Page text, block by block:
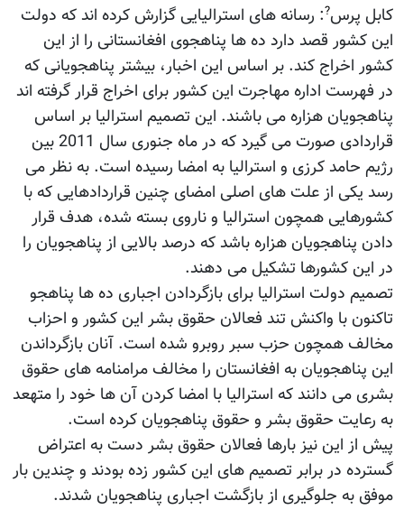
کابل پرس?: رسانه های استرالیایی گزارش کرده اند که دولت
این کشور قصد دارد ده ها پناهجوی افغانستانی را از این
کشور اخراج کند. بر اساس این اخبار، بیشتر پناهجویانی که
در فهرست اداره مهاجرت این کشور برای اخراج قرار گرفته اند
پناهجویان هزاره می باشند. این تصمیم استرالیا بر اساس
قراردادی صورت می گیرد که در ماه جنوری سال 2011 بین
رژيم حامد کرزی و استرالیا به امضا رسیده است. به نظر می
رسد یکی از علت های اصلی امضای چنین قراردادهایی که با
کشورهایی همچون استرالیا و ناروی بسته شده، هدف قرار
دادن پناهجویان هزاره باشد که درصد بالایی از پناهجویان را
در این کشورها تشکیل می دهند.
تصمیم دولت استرالیا برای بازگردادن اجباری ده ها پناهجو
تاکنون با واکنش تند فعالان حقوق بشر این کشور و احزاب
مخالف همچون حزب سبر روبرو شده است. آنان بازگرداندن
این پناهجویان به افغانستان را مخالف مرامنامه های حقوق
بشری می دانند که استرالیا با امضا کردن آن ها خود را متهعد
به رعایت حقوق بشر و حقوق پناهجویان کرده است.
پیش از این نیز بارها فعالان حقوق بشر دست به اعتراض
گسترده در برابر تصمیم های این کشور زده بودند و چندین بار
موفق به جلوگیری از بازگشت اجباری پناهجویان شدند.